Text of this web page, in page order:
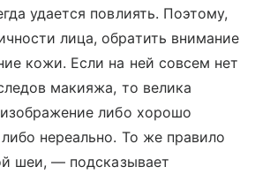
удается повлиять. Поэтому,
лица, обратить внимание
кожи. Если на ней совсем нет
макияжа, то велика
либо хорошо
нереально. То же правило
шеи, — подсказывает